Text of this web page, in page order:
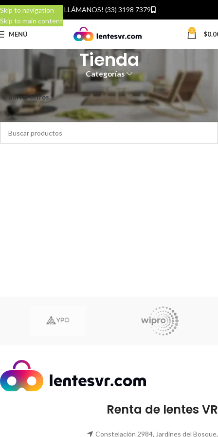
Skip to navigation
Skip to main content
¡LLÁMANOS! (33) 3198 7379
MENÚ 0 $
Tienda
Categorías
Inicio Tienda
Borrar filtros Tlajomulco
No se encontraron productos que concuerden con la selección.
Renta de lentes VR
Constelación 2984, Jardines del Bosque,